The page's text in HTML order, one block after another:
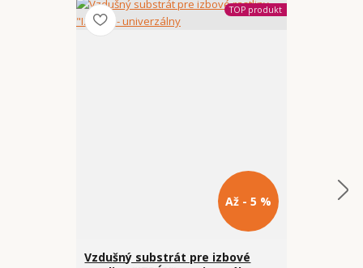
TOP produkt
Až - 5 %
Vzdušný substrát pre izbové